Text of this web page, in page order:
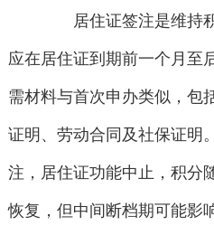
居住证签注是维持积
应在居住证到期前一个月至
需材料与首次申办类似，包
证明、劳动合同及社保证明
注，居住证功能中止，积分
恢复，但中间断档期可能影